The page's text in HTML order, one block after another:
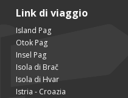
Link di viaggio
Island Pag
Otok Pag
Insel Pag
Isola di Brač
Isola di Hvar
Istria - Croazia